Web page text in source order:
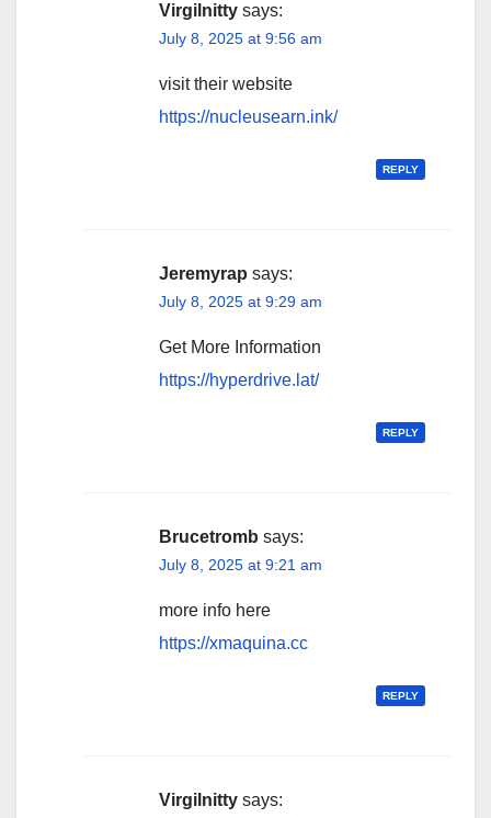
Virgilnitty says:
July 8, 2025 at 9:56 am
visit their website
https://nucleusearn.ink/
REPLY
Jeremyrap says:
July 8, 2025 at 9:29 am
Get More Information
https://hyperdrive.lat/
REPLY
Brucetromb says:
July 8, 2025 at 9:21 am
more info here
https://xmaquina.cc
REPLY
Virgilnitty says: